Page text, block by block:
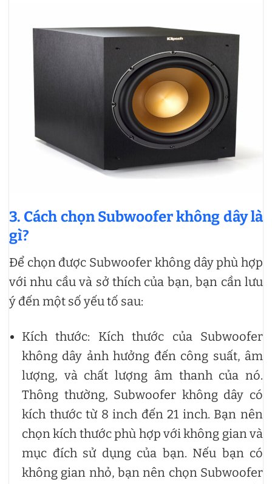
3. Cách chọn Subwoofer không dây là
gì?
Để chọn được Subwoofer không dây phù hợp
với nhu cầu và sở thích của bạn, bạn cần lưu
ý đến một số yếu tố sau:
Kích thước: Kích thước của Subwoofer
không dây ảnh hưởng đến công suất, âm
lượng, và chất lượng âm thanh của nó.
Thông thường, Subwoofer không dây có
kích thước từ 8 inch đến 21 inch. Bạn nên
chọn kích thước phù hợp với không gian và
mục đích sử dụng của bạn. Nếu bạn có
không gian nhỏ, bạn nên chọn Subwoofer